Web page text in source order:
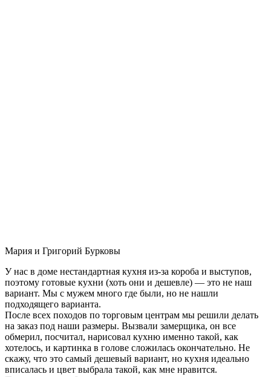
Мария и Григорий Бурковы
У нас в доме нестандартная кухня из-за короба и выступов,
поэтому готовые кухни (хоть они и дешевле) — это не наш
вариант. Мы с мужем много где были, но не нашли
подходящего варианта.
После всех походов по торговым центрам мы решили делать
на заказ под наши размеры. Вызвали замерщика, он все
обмерил, посчитал, нарисовал кухню именно такой, как
хотелось, и картинка в голове сложилась окончательно. Не
скажу, что это самый дешевый вариант, но кухня идеально
вписалась и цвет выбрала такой, как мне нравится.